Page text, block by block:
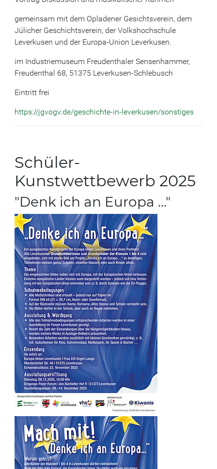
gemeinsam mit dem Opladener Gesichtsverein, dem
Jülicher Geschichtsverein, der Volkshochschule
Leverkusen und der Europa-Union Leverkusen.
im Industriemuseum Freudenthaler Sensenhammer,
Freudenthal 68, 51375 Leverkusen-Schlebusch
Eintritt frei
https://jgvogv.de/geschichte-in-leverkusen/sonstiges
Schüler-
Kunstwettbewerb 2025
"Denk ich an Europa ..."